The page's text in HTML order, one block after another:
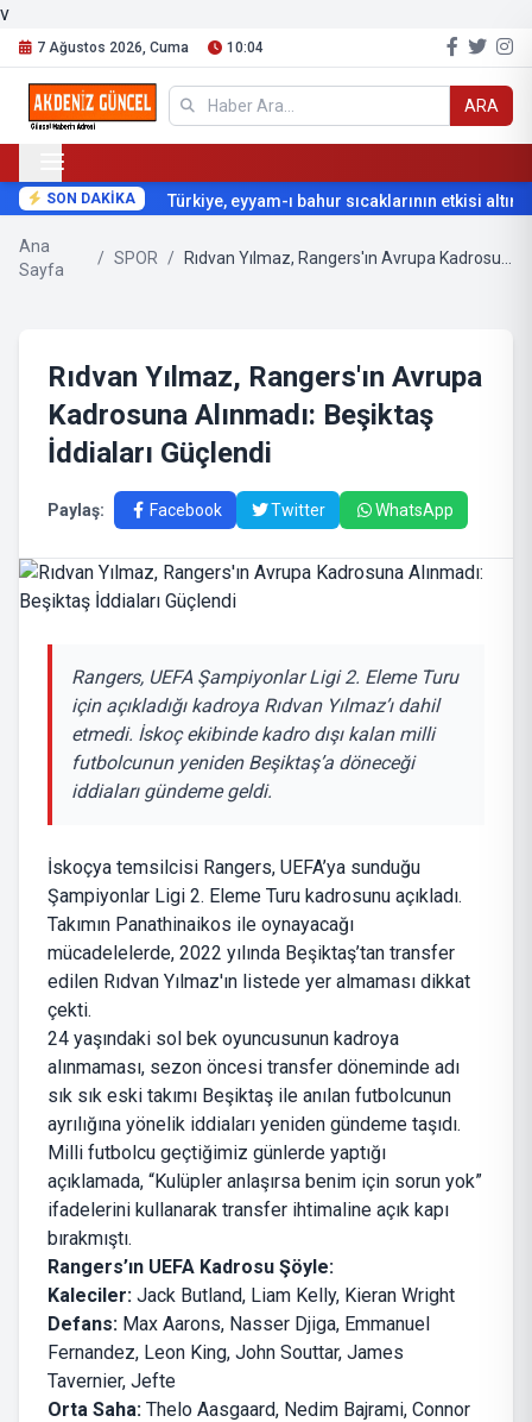
v
7 Ağustos 2026, Cuma 10:04
ARA
SON DAKİKA Türkiye, eyyam-ı bahur sıcaklarının etkisi altına
Ana
Sayfa
/ SPOR /
Rıdvan Yılmaz, Rangers'ın Avrupa
Kadrosuna Alınmadı: Beşiktaş
İddiaları Güçlendi
Paylaş: Facebook Twitter WhatsApp
Rangers, UEFA Şampiyonlar Ligi 2. Eleme Turu
için açıkladığı kadroya Rıdvan Yılmaz’ı dahil
etmedi. İskoç ekibinde kadro dışı kalan milli
futbolcunun yeniden Beşiktaş’a döneceği
iddiaları gündeme geldi.
İskoçya temsilcisi Rangers, UEFA’ya sunduğu
Şampiyonlar Ligi 2. Eleme Turu kadrosunu açıkladı.
Takımın Panathinaikos ile oynayacağı
mücadelelerde, 2022 yılında Beşiktaş’tan transfer
edilen Rıdvan Yılmaz'ın listede yer almaması dikkat
çekti.
24 yaşındaki sol bek oyuncusunun kadroya
alınmaması, sezon öncesi transfer döneminde adı
sık sık eski takımı Beşiktaş ile anılan futbolcunun
ayrılığına yönelik iddiaları yeniden gündeme taşıdı.
Milli futbolcu geçtiğimiz günlerde yaptığı
açıklamada, “Kulüpler anlaşırsa benim için sorun yok”
ifadelerini kullanarak transfer ihtimaline açık kapı
bırakmıştı.
Rangers’ın UEFA Kadrosu Şöyle:
Kaleciler: Jack Butland, Liam Kelly, Kieran Wright
Defans: Max Aarons, Nasser Djiga, Emmanuel
Fernandez, Leon King, John Souttar, James
Tavernier, Jefte
Orta Saha: Thelo Aasgaard, Nedim Bajrami, Connor